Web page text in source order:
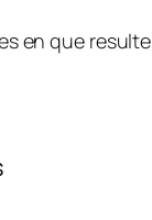
en que